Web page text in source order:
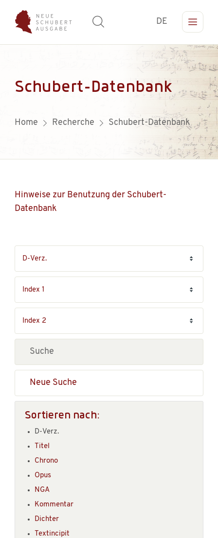
DE
Schubert-Datenbank
Home Recherche Schubert-Datenbank
Hinweise zur Benutzung der Schubert-
Datenbank
Neue Suche
Sortieren nach:
D-Verz.
Titel
Chrono
Opus
NGA
Kommentar
Dichter
Textincipit